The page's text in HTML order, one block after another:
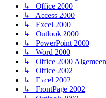
↳ Office 2000
↳ Access 2000
↳ Excel 2000
↳ Outlook 2000
↳ PowerPoint 2000
↳ Word 2000
↳ Office 2000 Algemeen
↳ Office 2002
↳ Excel 2002
↳ FrontPage 2002